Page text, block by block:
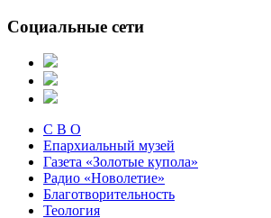
Социальные сети
С В О
Епархиальный музей
Газета «Золотые купола»
Радио «Новолетие»
Благотворительность
Теология